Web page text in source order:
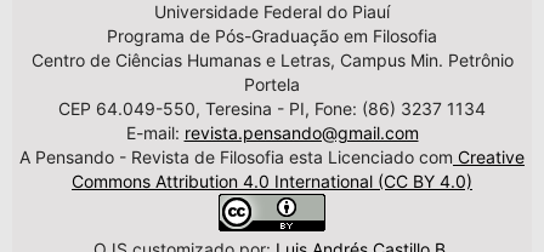
Universidade Federal do Piauí
Programa de Pós-Graduação em Filosofia
Centro de Ciências Humanas e Letras, Campus Min. Petrônio
Portela
CEP 64.049-550, Teresina - PI, Fone: (86) 3237 1134
E-mail: revista.pensando@gmail.com
A Pensando - Revista de Filosofia esta Licenciado com Creative
Commons Attribution 4.0 International (CC BY 4.0)